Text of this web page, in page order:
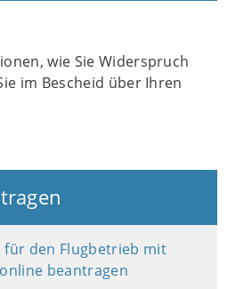
wie Sie Widerspruch
im Bescheid über Ihren
für den Flugbetrieb mit
beantragen